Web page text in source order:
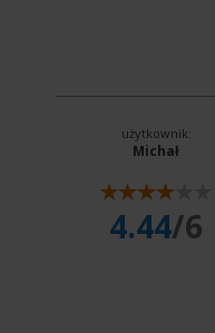
użytkownik:
Michał
4.44/6